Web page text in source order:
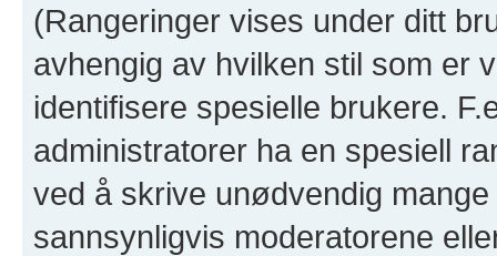
(Rangeringer vises under ditt
avhengig av hvilken stil som er
identifisere spesielle brukere.
administratorer ha en spesiell
ved å skrive unødvendig
sannsynligvis moderatorene